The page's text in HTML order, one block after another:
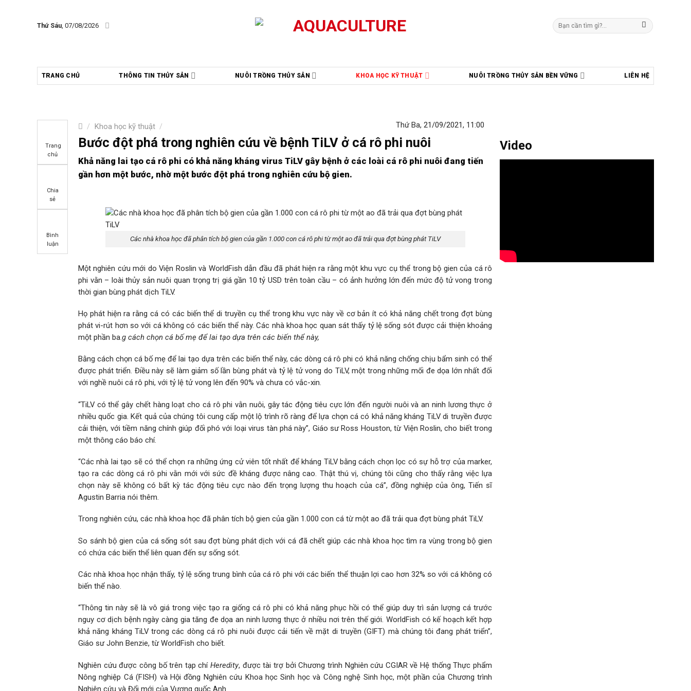
Thứ Sáu, 07/08/2026
Tìm
kiếm:
TRANG CHỦ THÔNG TIN THỦY SẢN NUÔI TRỒNG THỦY SẢN KHOA HỌC KỸ THUẬT NUÔI TRỒNG THỦY SẢN BỀN VỮNG LIÊN HỆ
/ Khoa học kỹ thuật /
Trang
chủ
Chia
sẻ
Bình
luận
Thứ Ba, 21/09/2021, 11:00
Bước đột phá trong nghiên cứu về bệnh TiLV ở cá rô phi nuôi
Khả năng lai tạo cá rô phi có khả năng kháng virus TiLV gây bệnh ở các loài cá rô phi nuôi đang tiến
gần hơn một bước, nhờ một bước đột phá trong nghiên cứu bộ gien.
Các nhà khoa học đã phân tích bộ gien của gần 1.000 con cá rô phi từ một ao đã trải qua đợt bùng phát TiLV
Một nghiên cứu mới do Viện Roslin và WorldFish dẫn đầu đã phát hiện ra rằng một khu vực cụ thể trong bộ gien của cá rô
phi vằn – loài thủy sản nuôi quan trọng trị giá gần 10 tỷ USD trên toàn cầu – có ảnh hưởng lớn đến mức độ tử vong trong
thời gian bùng phát dịch TiLV.
Họ phát hiện ra rằng cá có các biến thể di truyền cụ thể trong khu vực này về cơ bản ít có khả năng chết trong đợt bùng
phát vi-rút hơn so với cá không có các biến thể này. Các nhà khoa học quan sát thấy tỷ lệ sống sót được cải thiện khoảng
một phần ba.g cách chọn cá bố mẹ để lai tạo dựa trên các biến thể này,
Bằng cách chọn cá bố mẹ để lai tạo dựa trên các biến thể này, các dòng cá rô phi có khả năng chống chịu bẩm sinh có thể
được phát triển. Điều này sẽ làm giảm số lần bùng phát và tỷ lệ tử vong do TiLV, một trong những mối đe dọa lớn nhất đối
với nghề nuôi cá rô phi, với tỷ lệ tử vong lên đến 90% và chưa có vắc-xin.
“TiLV có thể gây chết hàng loạt cho cá rô phi vằn nuôi, gây tác động tiêu cực lớn đến người nuôi và an ninh lương thực ở
nhiều quốc gia. Kết quả của chúng tôi cung cấp một lộ trình rõ ràng để lựa chọn cá có khả năng kháng TiLV di truyền được
cải thiện, với tiềm năng chính giúp đối phó với loại virus tàn phá này”, Giáo sư Ross Houston, từ Viện Roslin, cho biết trong
một thông cáo báo chí.
“Các nhà lai tạo sẽ có thể chọn ra những ứng cử viên tốt nhất để kháng TiLV bằng cách chọn lọc có sự hỗ trợ của marker,
tạo ra các dòng cá rô phi vằn mới với sức đề kháng được nâng cao. Thật thú vị, chúng tôi cũng cho thấy rằng việc lựa
chọn này sẽ không có bất kỳ tác động tiêu cực nào đến trọng lượng thu hoạch của cá”, đồng nghiệp của ông, Tiến sĩ
Agustin Barria nói thêm.
Trong nghiên cứu, các nhà khoa học đã phân tích bộ gien của gần 1.000 con cá từ một ao đã trải qua đợt bùng phát TiLV.
So sánh bộ gien của cá sống sót sau đợt bùng phát dịch với cá đã chết giúp các nhà khoa học tìm ra vùng trong bộ gien
có chứa các biến thể liên quan đến sự sống sót.
Các nhà khoa học nhận thấy, tỷ lệ sống trung bình của cá rô phi với các biến thể thuận lợi cao hơn 32% so với cá không có
biến thể nào.
“Thông tin này sẽ là vô giá trong việc tạo ra giống cá rô phi có khả năng phục hồi có thể giúp duy trì sản lượng cá trước
nguy cơ dịch bệnh ngày càng gia tăng đe dọa an ninh lương thực ở nhiều nơi trên thế giới. WorldFish có kế hoạch kết hợp
khả năng kháng TiLV trong các dòng cá rô phi nuôi được cải tiến về mặt di truyền (GIFT) mà chúng tôi đang phát triển”,
Giáo sư John Benzie, từ WorldFish cho biết.
Nghiên cứu được công bố trên tạp chíHeredity, được tài trợ bởi Chương trình Nghiên cứu CGIAR về Hệ thống Thực phẩm
Nông nghiệp Cá (FISH) và Hội đồng Nghiên cứu Khoa học Sinh học và Công nghệ Sinh học, một phần của Chương trình
Nghiên cứu và Đổi mới của Vương quốc Anh.
Video